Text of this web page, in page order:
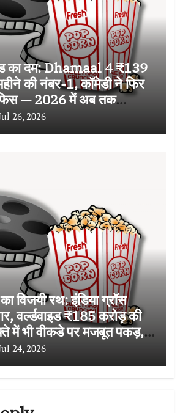
का दम: Dhamaal 4 ₹139
की नंबर-1, कॉमेडी ने फिर
— 2026 में अब तक
कलेक्शन
26, 2026
विजयी रथ: इंडिया ग्रॉस
वर्ल्डवाइड ₹185 करोड़ की
में भी वीकडे पर मजबूत पकड़,
सबसे बड़ी हिट
24, 2026